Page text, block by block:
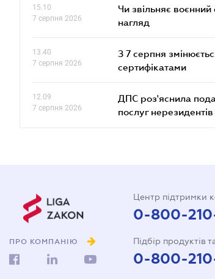
15.10
7 серпня 2026
Чи звільняє
нагляд
13.40
7 серпня 2026
З 7 серпня
сертифікатами
12.09
7 серпня 2026
ДПС роз'яснила
послуг нерезидентів
ПРО КОМПАНІЮ
Центр підтримки
0-800-
Підбір продуктів
0-800-